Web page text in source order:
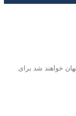
خواهند شد برای